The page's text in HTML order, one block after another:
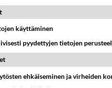
välit
tästä?
Ikävä
suhteessa?
käyttäminen
pyydettyjen tietojen
ehkäiseminen ja virheiden